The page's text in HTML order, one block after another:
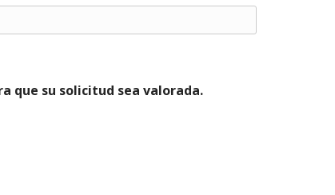
que su solicitud sea valorada.